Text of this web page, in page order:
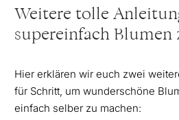
Weitere tolle
supereinfach Blumen
Hier erklären wir euch zwei
für Schritt, um wunderschöne
einfach selber zu machen: